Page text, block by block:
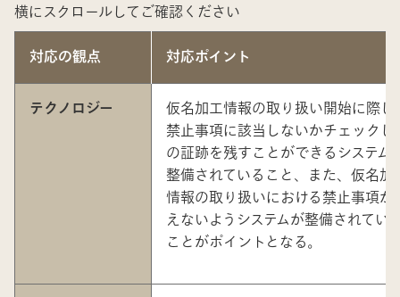
横にスクロールしてご確認ください
対応の観点 対応ポイント
テクノロジー
仮名加工情報の取り扱い開始に際し
禁止事項に該当しないかチェックし
の証跡を残すことができるシステム
整備されていること、また、仮名加
情報の取り扱いにおける禁止事項が
えないようシステムが整備されてい
ことがポイントとなる。